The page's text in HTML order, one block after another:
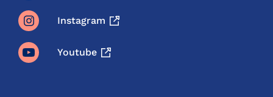
Instagram
Youtube